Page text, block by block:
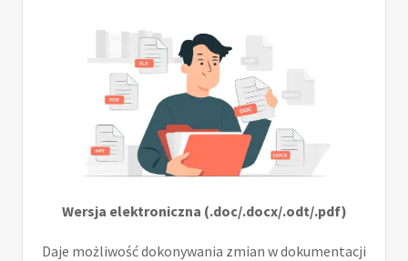
Wersja elektroniczna (.doc/.docx/.odt/.pdf)
Daje możliwość dokonywania zmian w dokumentacji